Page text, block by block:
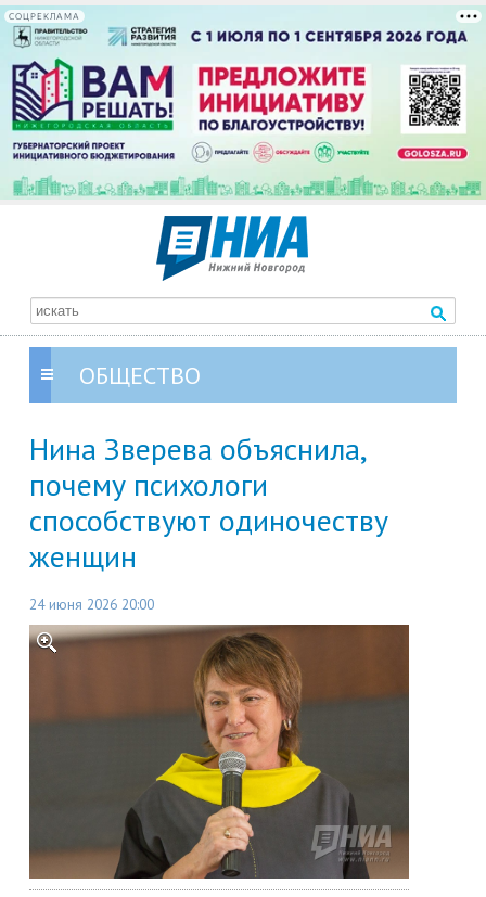
СОЦРЕКЛАМА
ОБЩЕСТВО
Нина Зверева объяснила,
почему психологи
способствуют одиночеству
женщин
24 июня 2026 20:00